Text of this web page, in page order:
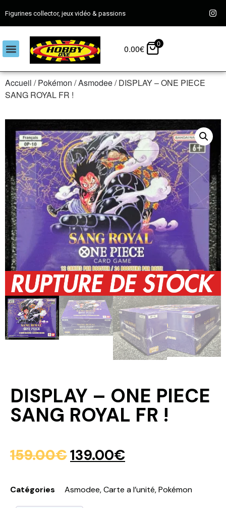
Figurines collector, jeux vidéo & passions
0.00€ 0
Accueil /Pokémon /Asmodee/ DISPLAY – ONE PIECE
SANG ROYAL FR !
DISPLAY – ONE PIECE
SANG ROYAL FR !
159.00€139.00€
Catégories Asmodee,Carte a l’unité,Pokémon